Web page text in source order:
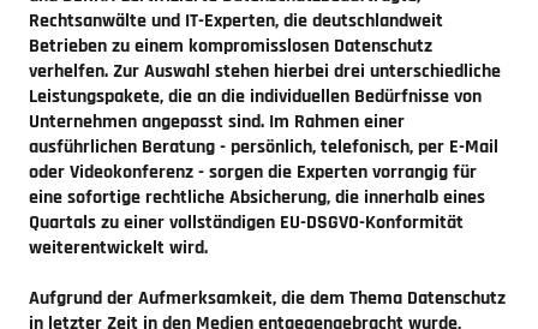
Rechtsanwälte und IT-Experten, die deutschlandweit
Betrieben zu einem kompromisslosen Datenschutz
verhelfen. Zur Auswahl stehen hierbei drei unterschiedliche
Leistungspakete, die an die individuellen Bedürfnisse von
Unternehmen angepasst sind. Im Rahmen einer
ausführlichen Beratung - persönlich, telefonisch, per E-Mail
oder Videokonferenz - sorgen die Experten vorrangig für
eine sofortige rechtliche Absicherung, die innerhalb eines
Quartals zu einer vollständigen EU-DSGVO-Konformität
weiterentwickelt wird.
Aufgrund der Aufmerksamkeit, die dem Thema Datenschutz
in letzter Zeit in den Medien entgegengebracht wurde,